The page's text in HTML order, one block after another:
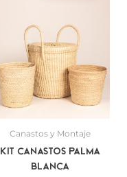
Canastos y Montaje
Kit canastos palma
blanca